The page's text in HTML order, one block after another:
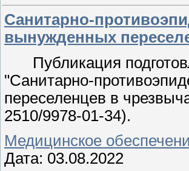
Санитарно-
вынужденных
Публикация
"Санитарно-
переселенцев в
2510/9978-01-34).
Медицинское
Дата: 03.08.2022